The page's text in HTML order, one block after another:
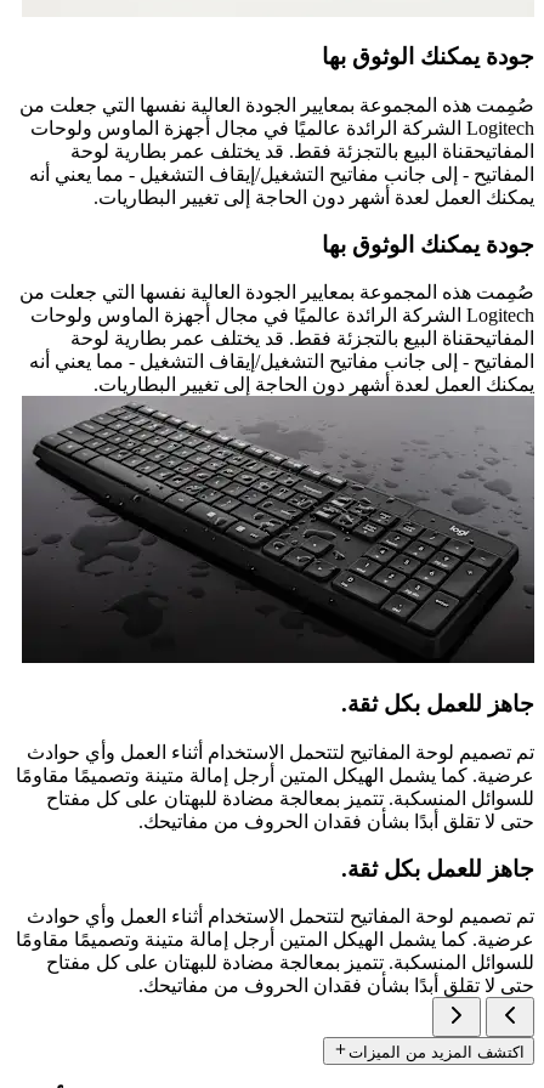
جودة يمكنك الوثوق بها
صُمِمت هذه المجموعة بمعايير الجودة العالية نفسها التي جعلت من
Logitech الشركة الرائدة عالميًا في مجال أجهزة الماوس ولوحات
المفاتيحقناة البيع بالتجزئة فقط. قد يختلف عمر بطارية لوحة
المفاتيح - إلى جانب مفاتيح التشغيل/إيقاف التشغيل - مما يعني أنه
يمكنك العمل لعدة أشهر دون الحاجة إلى تغيير البطاريات.
جودة يمكنك الوثوق بها
صُمِمت هذه المجموعة بمعايير الجودة العالية نفسها التي جعلت من
Logitech الشركة الرائدة عالميًا في مجال أجهزة الماوس ولوحات
المفاتيحقناة البيع بالتجزئة فقط. قد يختلف عمر بطارية لوحة
المفاتيح - إلى جانب مفاتيح التشغيل/إيقاف التشغيل - مما يعني أنه
يمكنك العمل لعدة أشهر دون الحاجة إلى تغيير البطاريات.
جاهز للعمل بكل ثقة.
تم تصميم لوحة المفاتيح لتتحمل الاستخدام أثناء العمل وأي حوادث
عرضية. كما يشمل الهيكل المتين أرجل إمالة متينة وتصميمًا مقاومًا
للسوائل المنسكبة. تتميز بمعالجة مضادة للبهتان على كل مفتاح
حتى لا تقلق أبدًا بشأن فقدان الحروف من مفاتيحك.
جاهز للعمل بكل ثقة.
تم تصميم لوحة المفاتيح لتتحمل الاستخدام أثناء العمل وأي حوادث
عرضية. كما يشمل الهيكل المتين أرجل إمالة متينة وتصميمًا مقاومًا
للسوائل المنسكبة. تتميز بمعالجة مضادة للبهتان على كل مفتاح
حتى لا تقلق أبدًا بشأن فقدان الحروف من مفاتيحك.
اكتشف المزيد من الميزات